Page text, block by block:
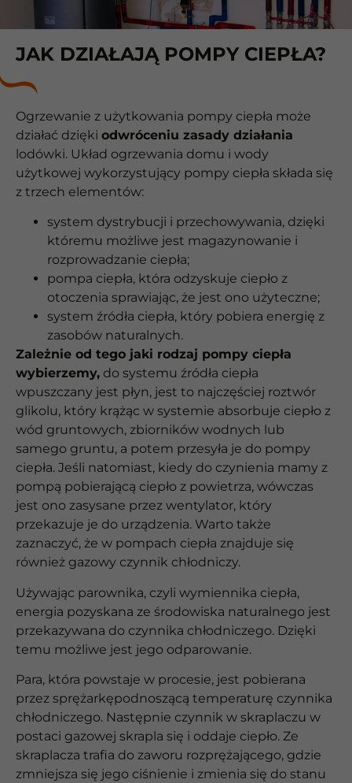
JAK DZIAŁAJĄ POMPY CIEPŁA?
Ogrzewanie z użytkowania pompy ciepła może
działać dzięki odwróceniu zasady działania
lodówki. Układ ogrzewania domu i wody
użytkowej wykorzystujący pompy ciepła składa się
z trzech elementów:
system dystrybucji i przechowywania, dzięki
któremu możliwe jest magazynowanie i
rozprowadzanie ciepła;
pompa ciepła, która odzyskuje ciepło z
otoczenia sprawiając, że jest ono użyteczne;
system źródła ciepła, który pobiera energię z
zasobów naturalnych.
Zależnie od tego jaki rodzaj pompy ciepła
wybierzemy, do systemu źródła ciepła
wpuszczany jest płyn, jest to najczęściej roztwór
glikolu, który krążąc w systemie absorbuje ciepło z
wód gruntowych, zbiorników wodnych lub
samego gruntu, a potem przesyła je do pompy
ciepła. Jeśli natomiast, kiedy do czynienia mamy z
pompą pobierającą ciepło z powietrza, wówczas
jest ono zasysane przez wentylator, który
przekazuje je do urządzenia. Warto także
zaznaczyć, że w pompach ciepła znajduje się
również gazowy czynnik chłodniczy.
Używając parownika, czyli wymiennika ciepła,
energia pozyskana ze środowiska naturalnego jest
przekazywana do czynnika chłodniczego. Dzięki
temu możliwe jest jego odparowanie.
Para, która powstaje w procesie, jest pobierana
przez sprężarkępodnoszącą temperaturę czynnika
chłodniczego. Następnie czynnik w skraplaczu w
postaci gazowej skrapla się i oddaje ciepło. Ze
skraplacza trafia do zaworu rozprężającego, gdzie
zmniejsza się jego ciśnienie i zmienia się do stanu